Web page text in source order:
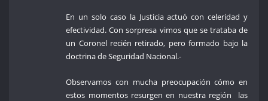
En un solo caso la Justicia actuó con celeridad y
efectividad. Con sorpresa vimos que se trataba de
un Coronel recién retirado, pero formado bajo la
doctrina de Seguridad Nacional.-
Observamos con mucha preocupación cómo en
estos momentos resurgen en nuestra región las